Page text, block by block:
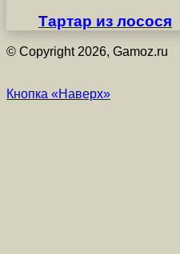
Тартар из лосося
© Copyright 2026, Gamoz.ru
Кнопка «Наверх»